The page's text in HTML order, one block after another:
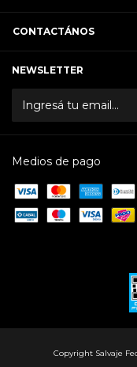
CONTACTÁNOS
NEWSLETTER
Medios de pago
Copyright Salvaje